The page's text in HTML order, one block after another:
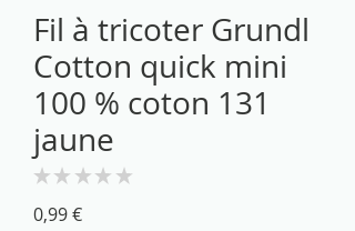
Fil à tricoter Grundl
Cotton quick mini
100 % coton 131
jaune
★ ★ ★ ★ ★
0,99 €Prix